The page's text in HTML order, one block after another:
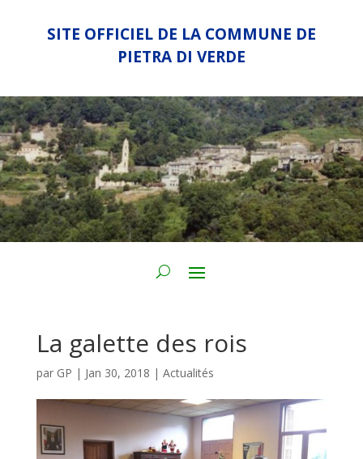
SITE OFFICIEL DE LA COMMUNE DE
PIETRA DI VERDE
La galette des rois
par GP | Jan 30, 2018 | Actualités